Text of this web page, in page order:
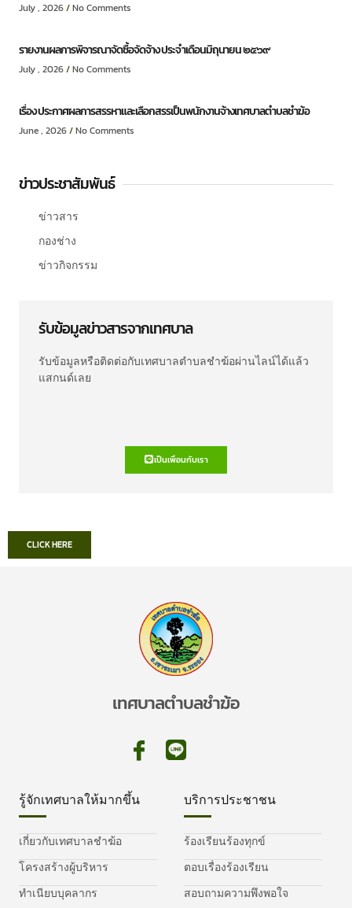
July , 2026 No Comments
รายงานผลการพิจารณาจัดซื้อจัดจ้าง ประจำเดือนมิถุนายน ๒๕๖๙
July , 2026 No Comments
เรื่อง ประกาศผลการสรรหาและเลือกสรรเป็นพนักงานจ้างเทศบาลตำบลชำฆ้อ
June , 2026 No Comments
ข่าวประชาสัมพันธ์
ข่าวสาร
กองช่าง
ข่าวกิจกรรม
รับข้อมูลข่าวสารจากเทศบาล
รับข้อมูลหรือติดต่อกับเทศบาลตำบลชำฆ้อผ่านไลน์ได้แล้ว
แสกนด์เลย
เป็นเพื่อนกับเรา
CLICK HERE
เทศบาลตำบลชำฆ้อ
รู้จักเทศบาลให้มากขึ้น
เกี่ยวกับเทศบาลชำฆ้อ
โครงสร้างผู้บริหาร
ทำเนียบบุคลากร
บริการประชาชน
ร้องเรียนร้องทุกข์
ตอบเรื่องร้องเรียน
สอบถามความพึงพอใจ